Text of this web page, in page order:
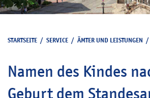
STARTSEITE / SERVICE / ÄMTER UND LEISTUNGEN /
Namen des Kindes
Geburt dem